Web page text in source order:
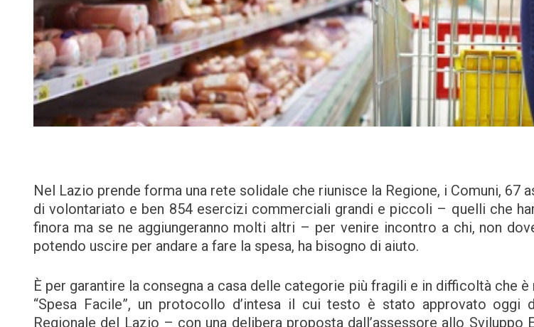
Nel Lazio prende forma una rete solidale che riunisce la Regione, i Comuni, 67
di volontariato e ben 854 esercizi commerciali grandi e piccoli – quelli che
finora ma se ne aggiungeranno molti altri – per venire incontro a chi, non
potendo uscire per andare a fare la spesa, ha bisogno di aiuto.
È per garantire la consegna a casa delle categorie più fragili e in difficoltà che è
“Spesa Facile”, un protocollo d’intesa il cui testo è stato approvato oggi
Regionale del Lazio – con una delibera proposta dall’assessore allo Sviluppo